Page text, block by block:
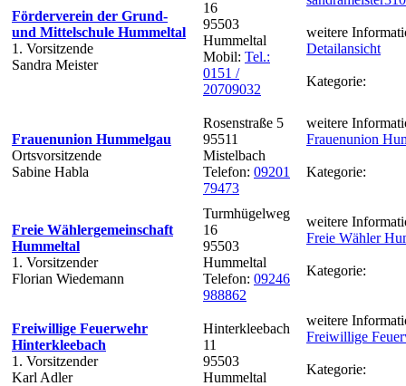
Förderverein der Grund-
und Mittelschule Hummeltal
1. Vorsitzende
Sandra Meister
16
95503
Hummeltal
Mobil: Tel.:
0151 /
20709032
weitere
Detailansicht
Kategorie:
Frauenunion Hummelgau
Ortsvorsitzende
Sabine Habla
Rosenstraße 5
95511
Mistelbach
Telefon: 09201
79473
weitere
Frauenunion
Kategorie:
Freie Wählergemeinschaft
Hummeltal
1. Vorsitzender
Florian Wiedemann
Turmhügelweg
16
95503
Hummeltal
Telefon: 09246
988862
weitere
Freie Wähler
Kategorie:
Freiwillige Feuerwehr
Hinterkleebach
1. Vorsitzender
Karl Adler
Hinterkleebach
11
95503
Hummeltal
weitere
Freiwillige
Kategorie: